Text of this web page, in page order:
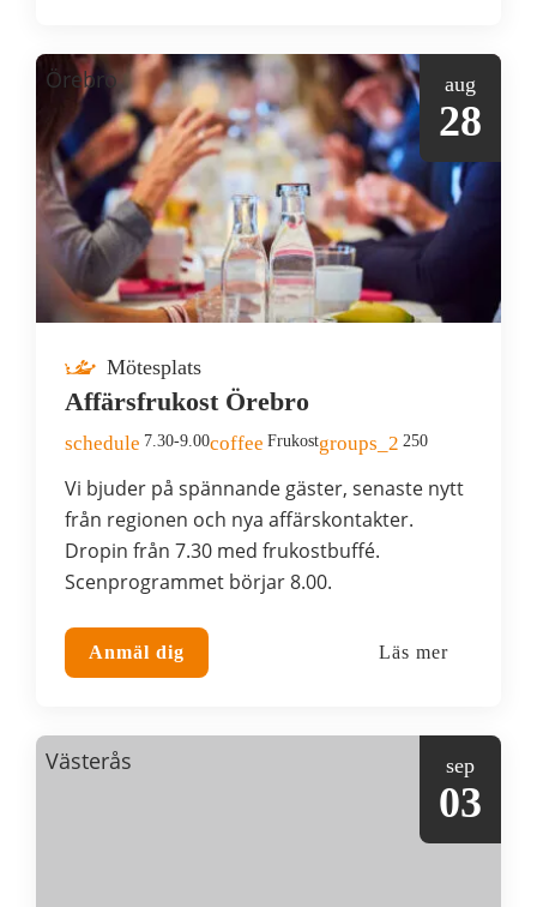
Örebro aug
28
Mötesplats
Affärsfrukost Örebro
schedule 7.30-9.00coffee Frukostgroups_2 250
Vi bjuder på spännande gäster, senaste nytt
från regionen och nya affärskontakter.
Dropin från 7.30 med frukostbuffé.
Scenprogrammet börjar 8.00.
Anmäl dig Läs mer
Västerås sep
03